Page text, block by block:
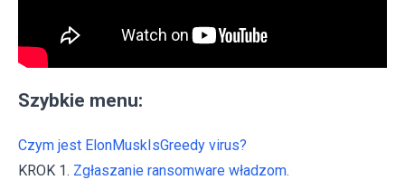
Szybkie menu:
Czym jest ElonMuskIsGreedy virus?
KROK 1. Zgłaszanie ransomware władzom.